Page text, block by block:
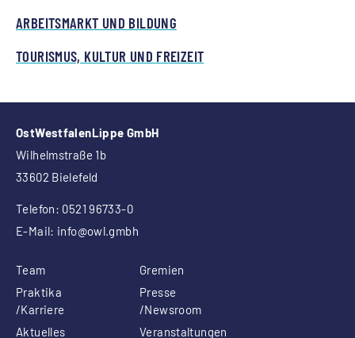
ARBEITSMARKT UND BILDUNG
TOURISMUS, KULTUR UND FREIZEIT
OstWestfalenLippe GmbH
Wilhelmstraße 1b
33602 Bielefeld
Telefon: 0521 96733-0
E-Mail: info@owl.gmbh
Team
Gremien
Praktika
/Karriere
Presse
/Newsroom
Aktuelles
Veranstaltungen